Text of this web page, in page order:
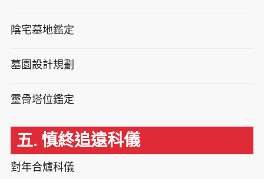
陰宅墓地鑑定
墓園設計規劃
靈骨塔位鑑定
五. 慎終追遠科儀
對年合爐科儀